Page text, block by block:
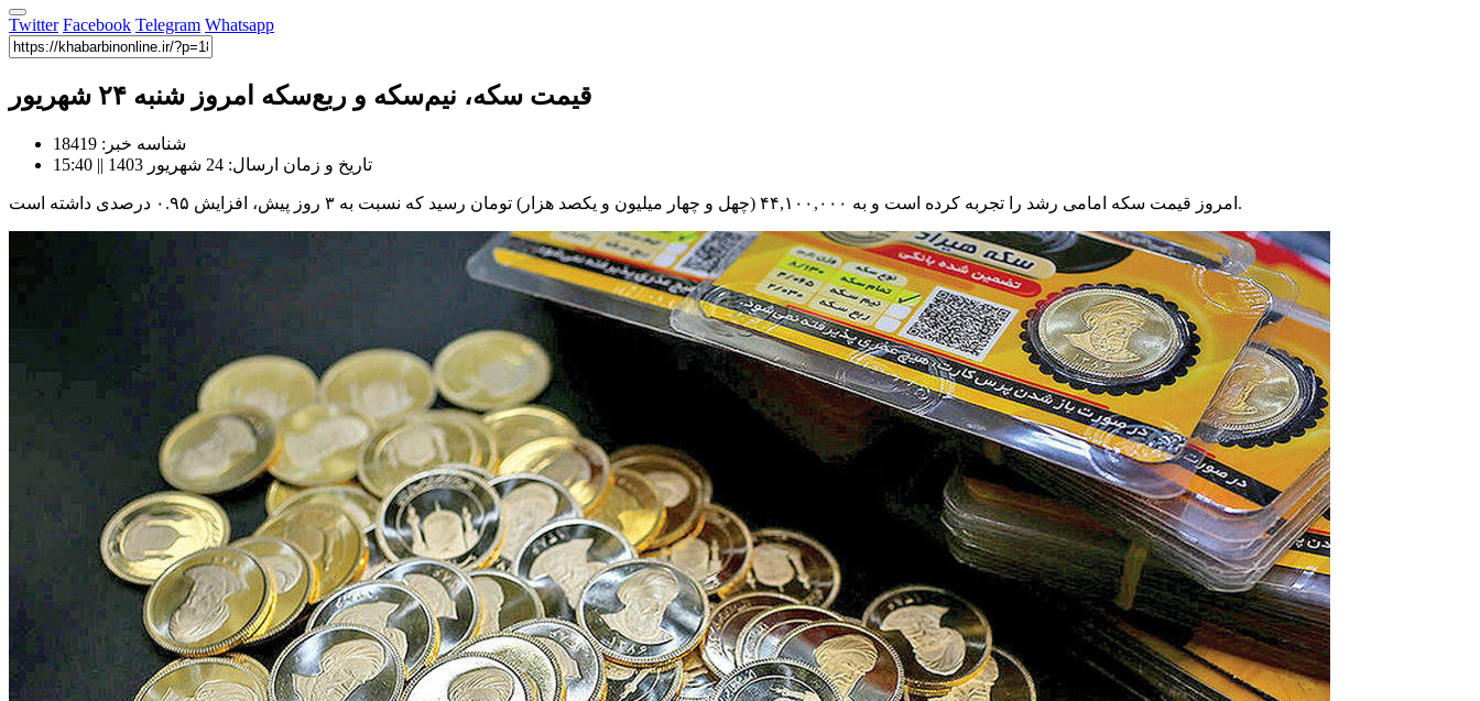
Twitter Facebook Telegram Whatsapp
قیمت سکه، نیم‌سکه و ربع‌سکه امروز شنبه ۲۴ شهریور
شناسه خبر: 18419
تاریخ و زمان ارسال: 24 شهریور 1403 || 15:40
امروز قیمت سکه امامی رشد را تجربه کرده است و به ۴۴,۱۰۰,۰۰۰ (چهل و چهار میلیون و یکصد هزار) تومان رسید که نسبت به ۳ روز پیش، افزایش ۰.۹۵ درصدی داشته است.